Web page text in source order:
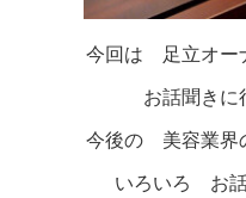
今回は 足立オー
お話聞きに
今後の 美容業界
いろいろ お話